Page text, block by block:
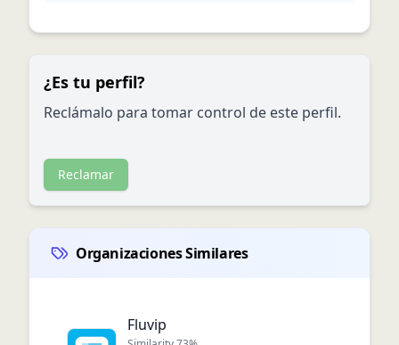
¿Es tu perfil?
Reclámalo para tomar control de este perfil.
Reclamar
Organizaciones Similares
Fluvip